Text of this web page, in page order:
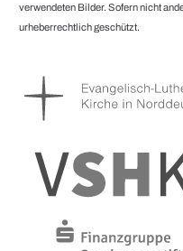
verwendeten Bilder. Sofern nicht
urheberrechtlich geschützt.